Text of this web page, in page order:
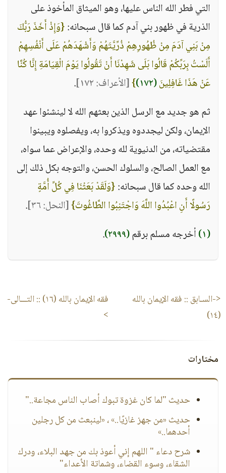
التي فطر الله الناس عليها، وهو الميثاق المأخوذ على
الذرية في ظهور بني آدم كما قال سبحانه:{وَإِذْ أَخَذَ رَبُّكَ
مِنْ بَنِي آدَمَ مِنْ ظُهُورِهِمْ ذُرِّيَّتَهُمْ وَأَشْهَدَهُمْ عَلَى أَنْفُسِهِمْ
أَلَسْتُ بِرَبِّكُمْ قَالُوا بَلَى شَهِدْنَا أَنْ تَقُولُوا يَوْمَ الْقِيَامَةِ إِنَّا كُنَّا
عَنْ هَذَا غَافِلِينَ(١٧٢) }[الأعراف: ١٧٢]
.
ثم هو جديد مع الرسل الذين بعثهم الله لا لينشئوا عهد
الإيمان، ولكن ليجددوه ويذكروا به، ويفصلوه ويبينوا
مقتضياته، من الدنيوية لله وحده، والإعراض عما سواه،
مع العمل الصالح، والسلوك الحسن، والتوجه بكل ذلك إلى
الله وحده كما قال سبحانه:{وَلَقَدْ بَعَثْنَا فِي كُلِّ أُمَّةٍ
رَسُولًا أَنِ اعْبُدُوا اللَّهَ وَاجْتَنِبُوا الطَّاغُوتَ}[النحل: ٣٦]
.
(١)
أخرجه مسلم برقم(٢٩٩٩) .
<-السـابق :: فقه الإيمان بالله
(١٤)
فقه الإيمان بالله (١٦)
:: التـــالى-
>
مختارات
حديث "لما كان غزوة تبوك أصاب الناس مجاعة.."
حديث «من جهز غازيًا..» ، «لينبعث من كل رجلين
أحدهما..»
شرح دعاء " اللهم إني أعوذ بك من جهد البلاء، ودرك
الشقاء، وسوء القضاء، وشماتة الأعداء"